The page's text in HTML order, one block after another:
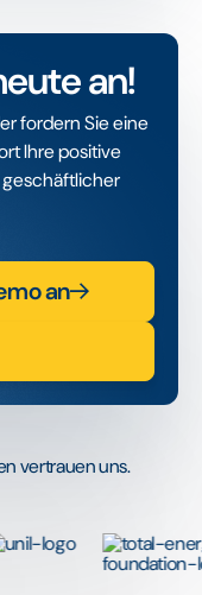
an!
fordern Sie eine
Ihre positive
an
vertrauen uns.